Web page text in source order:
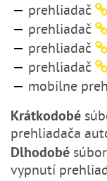
prehliadač
prehliadač
prehliadač
prehliadač
mobilne
Krátkodobé
prehliadača
Dlhodobé
vypnutí